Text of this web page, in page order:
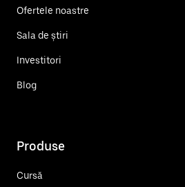
Ofertele noastre
Sala de știri
Investitori
Blog
Produse
Cursă